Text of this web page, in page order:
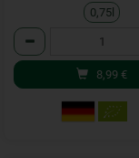
0,75l
Anzahl
8,99 €